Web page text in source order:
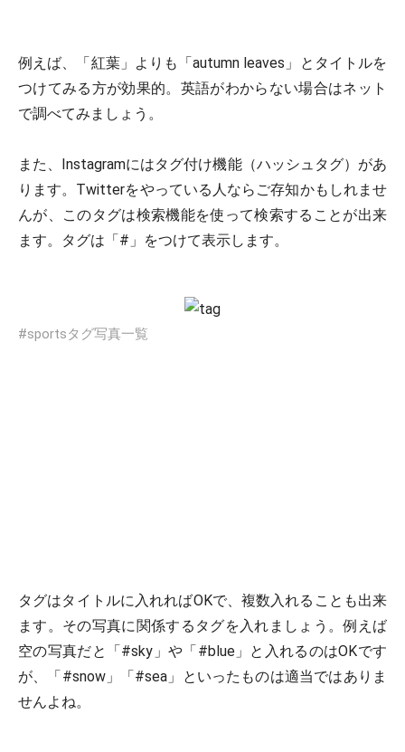
例えば、「紅葉」よりも「autumn leaves」とタイトルを
つけてみる方が効果的。英語がわからない場合はネット
で調べてみましょう。
また、Instagramにはタグ付け機能（ハッシュタグ）があ
ります。Twitterをやっている人ならご存知かもしれませ
んが、このタグは検索機能を使って検索することが出来
ます。タグは「#」をつけて表示します。
#sportsタグ写真一覧
タグはタイトルに入れればOKで、複数入れることも出来
ます。その写真に関係するタグを入れましょう。例えば
空の写真だと「#sky」や「#blue」と入れるのはOKです
が、「#snow」「#sea」といったものは適当ではありま
せんよね。